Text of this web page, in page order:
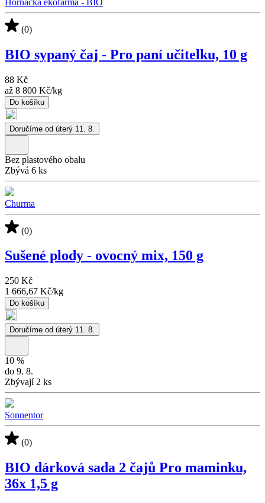
(0)
BIO sypaný čaj - Pro paní učitelku, 10 g
88 Kč
až 8 800 Kč/kg
Do košíku
Doručíme od úterý 11. 8.
Bez plastového obalu
Zbývá 6 ks
Churma
(0)
Sušené plody - ovocný mix, 150 g
250 Kč
1 666,67 Kč/kg
Do košíku
Doručíme od úterý 11. 8.
10 %
do 9. 8.
Zbývají 2 ks
Sonnentor
(0)
BIO dárková sada 2 čajů Pro maminku,
36x 1,5 g